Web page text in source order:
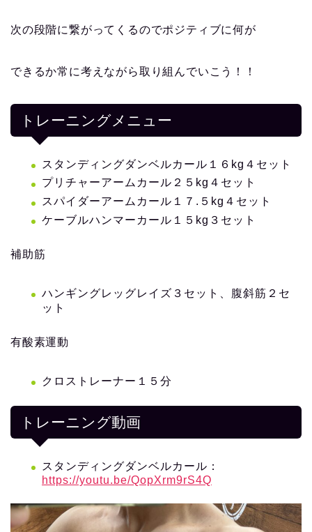
次の段階に繋がってくるのでポジティブに何が
できるか常に考えながら取り組んでいこう！！
トレーニングメニュー
スタンディングダンベルカール１６kg４セット
プリチャーアームカール２５kg４セット
スパイダーアームカール１７.５kg４セット
ケーブルハンマーカール１５kg３セット
補助筋
ハンギングレッグレイズ３セット、腹斜筋２セ
ット
有酸素運動
クロストレーナー１５分
トレーニング動画
スタンディングダンベルカール：
https://youtu.be/QopXrm9rS4Q